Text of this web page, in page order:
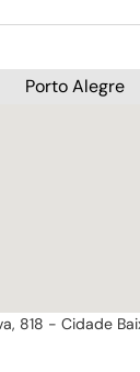
Porto Alegre
818 - Cidade